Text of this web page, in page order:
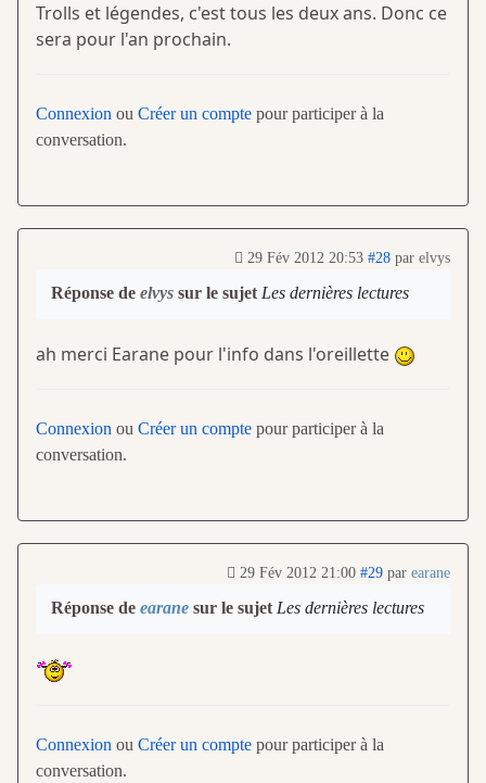
Trolls et légendes, c'est tous les deux ans. Donc ce
sera pour l'an prochain.
Connexion ou Créer un compte pour participer à la
conversation.
29 Fév 2012 20:53 #28 par elvys
Réponse de elvys sur le sujet Les dernières lectures
ah merci Earane pour l'info dans l'oreillette
Connexion ou Créer un compte pour participer à la
conversation.
29 Fév 2012 21:00 #29 par earane
Réponse de earane sur le sujet Les dernières lectures
Connexion ou Créer un compte pour participer à la
conversation.